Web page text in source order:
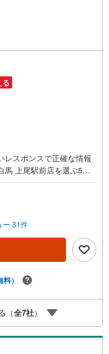
る
レスポンスで正確な情報
馬 上尾駅前店を選ぶ5つ
地。2.無料駐車場完備
。駐車場完備してます。
ッズスペースをぜひご
ナーもご用意してま
伝い営業時間:10時～20
のお店です。5.提携FPへ
済について、老後や学費
ルプランナー、住宅ロー
つスタッフが多数在籍
請求、お問い合わせをお
ー 31件
）
（全7社）